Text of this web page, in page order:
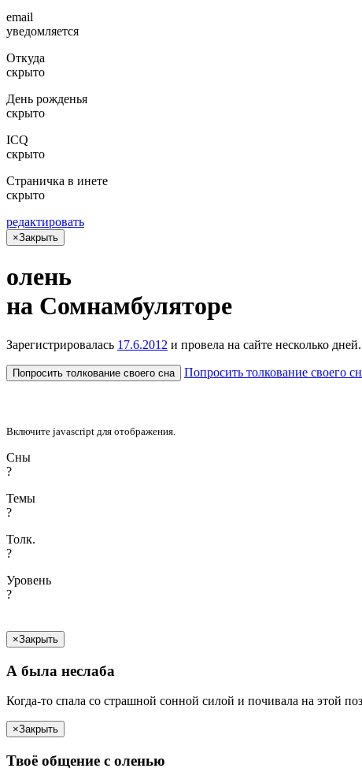
email
уведомляется
Откуда
скрыто
День рожденья
скрыто
ICQ
скрыто
Страничка в инете
скрыто
редактировать
×Закрыть
олень
на Сом­намбу­лято­ре
Зарегистрировалась 17.6.2012 и провела на сайте несколько дней
Попросить толкование своего сна Попросить толкование своего
Включите javascript для отображения.
Сны
?
Темы
?
Толк.
?
Уровень
?
×Закрыть
А была неслаба
Когда-то спала со страшной сонной силой и почивала на этой
×Закрыть
Твоё общение с оленью